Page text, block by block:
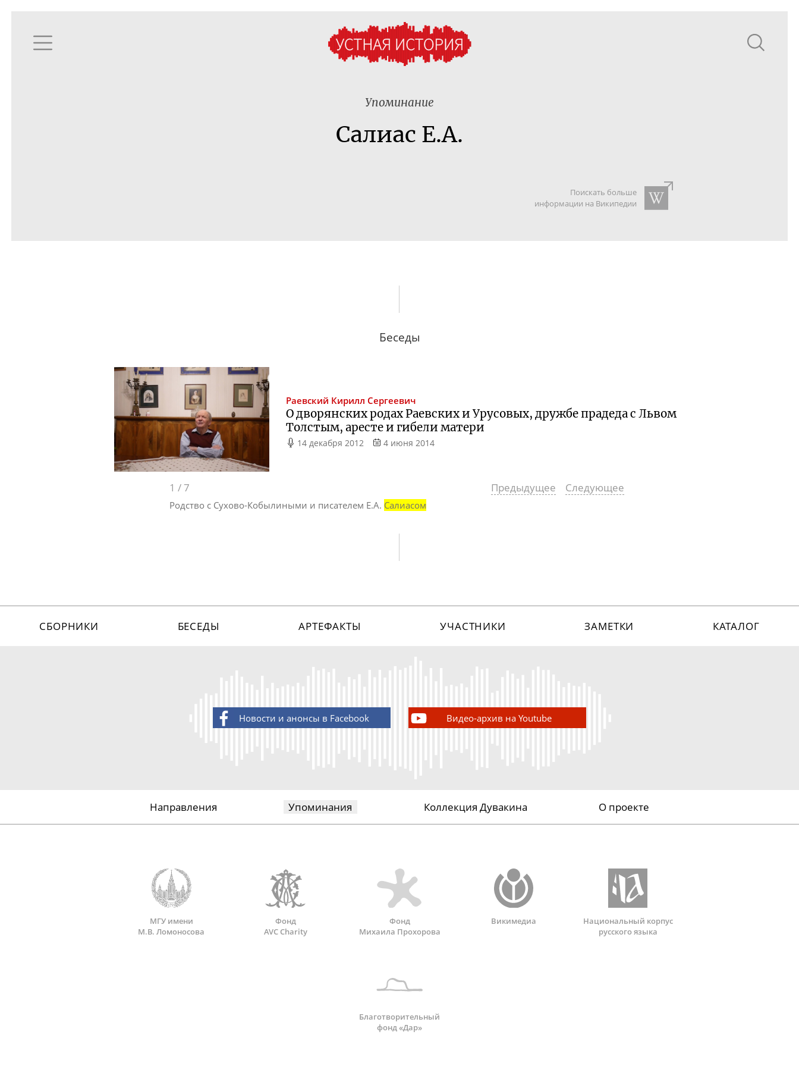
Упоминание
Салиас Е.А.
Поискать больше
информации на Википедии
Беседы
Раевский Кирилл Сергеевич
О дворянских родах Раевских и Урусовых, дружбе прадеда с Львом
Толстым, аресте и гибели матери
14 декабря 2012 4 июня 2014
1 / 7 Предыдущее Следующее
Родство с Сухово-Кобылиными и писателем Е.А. Салиасом
СБОРНИКИ БЕСЕДЫ АРТЕФАКТЫ УЧАСТНИКИ ЗАМЕТКИ КАТАЛОГ
Новости и анонсы в Facebook Видео-архив на Youtube
Направления Упоминания Коллекция Дувакина О проекте
МГУ имени
М.В. Ломоносова
Фонд
AVC Charity
Фонд
Михаила Прохорова
Викимедиа
Национальный корпус
русского языка
Благотворительный
фонд «Дар»